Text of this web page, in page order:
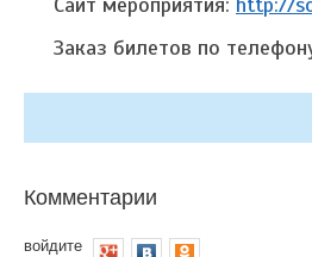
Заказ билетов по
Комментарии
войдите